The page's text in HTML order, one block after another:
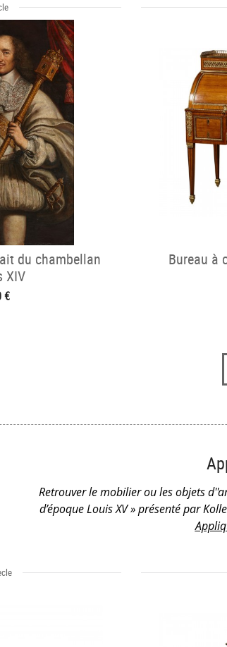
du chambellan
XIV
€
Bureau à
Retrouver le mobilier ou les objets
d’époque Louis XV » présenté par